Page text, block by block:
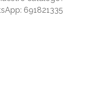
691821335